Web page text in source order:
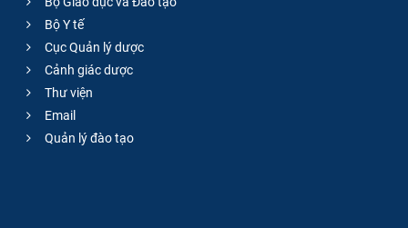
Bộ Y tế
Cục Quản lý dược
Cảnh giác dược
Thư viện
Email
Quản lý đào tạo